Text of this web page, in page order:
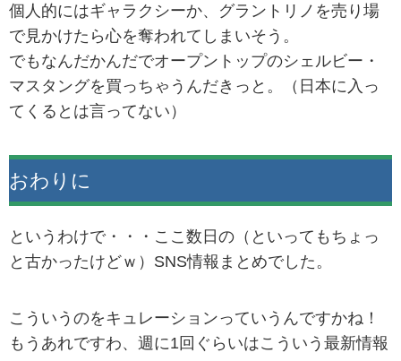
個人的にはギャラクシーか、グラントリノを売り場
で見かけたら心を奪われてしまいそう。
でもなんだかんだでオープントップのシェルビー・
マスタングを買っちゃうんだきっと。（日本に入っ
てくるとは言ってない）
おわりに
というわけで・・・ここ数日の（といってもちょっ
と古かったけどｗ）SNS情報まとめでした。
こういうのをキュレーションっていうんですかね！
もうあれですわ、週に1回ぐらいはこういう最新情報